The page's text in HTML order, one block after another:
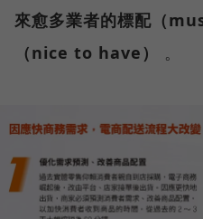
來愈多業者的標配（
（nice to have）
。